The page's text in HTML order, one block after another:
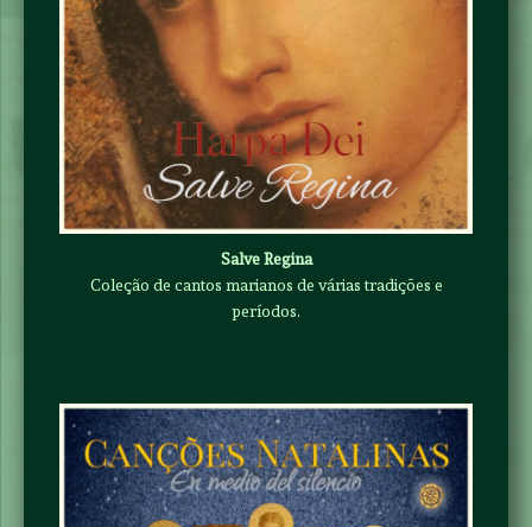
Salve Regina
Coleção de cantos marianos de várias tradições e
períodos.